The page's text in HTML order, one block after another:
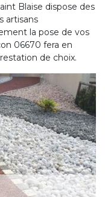
Blaise dispose des
artisans
la pose de vos
06670 fera en
de choix.